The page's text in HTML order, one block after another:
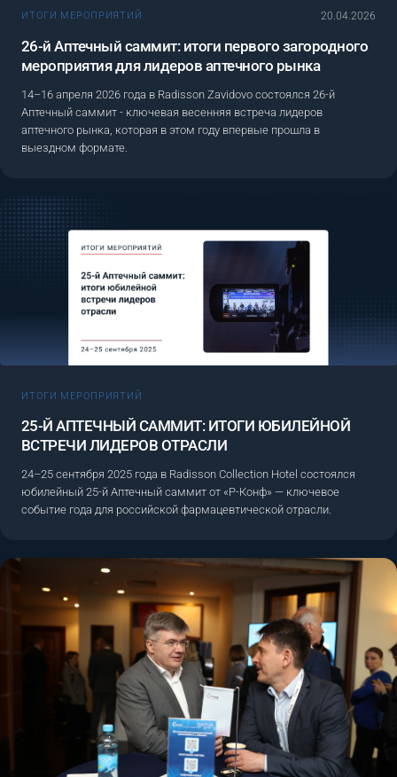
ИТОГИ МЕРОПРИЯТИЙ 20.04.2026
26-й Аптечный саммит: итоги первого загородного
мероприятия для лидеров аптечного рынка
14–16 апреля 2026 года в Radisson Zavidovo состоялся 26-й
Аптечный саммит - ключевая весенняя встреча лидеров
аптечного рынка, которая в этом году впервые прошла в
выездном формате.
ИТОГИ МЕРОПРИЯТИЙ
25-Й АПТЕЧНЫЙ САММИТ: ИТОГИ ЮБИЛЕЙНОЙ
ВСТРЕЧИ ЛИДЕРОВ ОТРАСЛИ
24–25 сентября 2025 года в Radisson Collection Hotel состоялся
юбилейный 25-й Аптечный саммит от «Р-Конф» — ключевое
событие года для российской фармацевтической отрасли.